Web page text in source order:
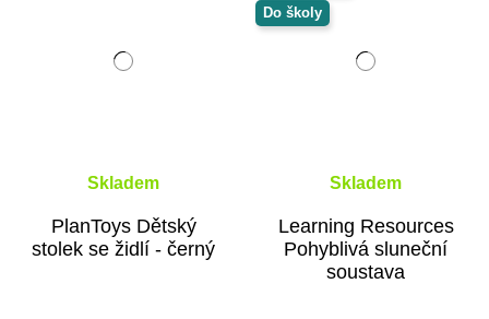
Skladem
PlanToys Dětský
stolek se židlí - černý
Do školy
Skladem
Learning Resources
Pohyblivá sluneční
soustava